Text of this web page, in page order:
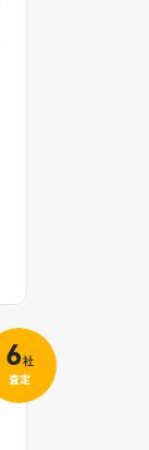
6社
査定